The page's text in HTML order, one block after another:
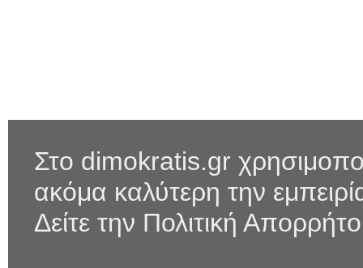
Στο dimokratis.gr
ακόμα καλύτερη την
Δείτε την Πολιτική